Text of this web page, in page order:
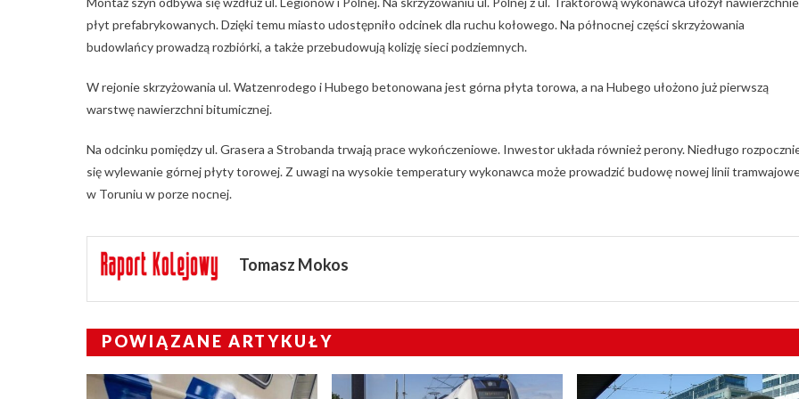
płyt prefabrykowanych. Dzięki temu miasto udostępniło odcinek dla ruchu kołowego. Na północnej części skrzyżowania
budowlańcy prowadzą rozbiórki, a także przebudowują kolizję sieci podziemnych.
W rejonie skrzyżowania ul. Watzenrodego i Hubego betonowana jest górna płyta torowa, a na Hubego ułożono już pierwszą
warstwę nawierzchni bitumicznej.
Na odcinku pomiędzy ul. Grasera a Strobanda trwają prace wykończeniowe. Inwestor układa również perony. Niedługo
się wylewanie górnej płyty torowej. Z uwagi na wysokie temperatury wykonawca może prowadzić budowę nowej linii
w Toruniu w porze nocnej.
Tomasz Mokos
POWIĄZANE ARTYKUŁY